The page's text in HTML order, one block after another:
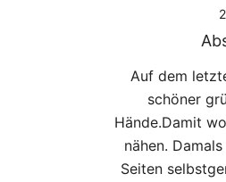
Auf dem
schöner
Hände.Damit
nähen.
Seiten